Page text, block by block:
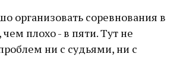
организовать соревнования в
плохо - в пяти. Тут не
ни с судьями, ни с